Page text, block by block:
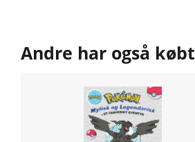
Andre har også købt